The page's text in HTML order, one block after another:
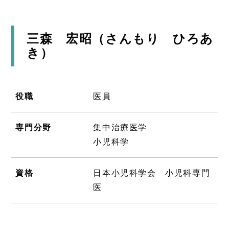
三森 宏昭（さんもり ひろあ
き）
役職 医員
専門分野
集中治療医学
小児科学
資格
日本小児科学会 小児科専門
医